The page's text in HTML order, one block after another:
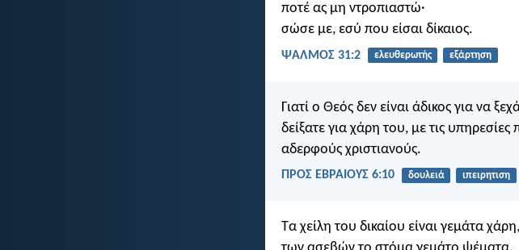
ποτέ ας μη ντροπιαστώ·
σώσε με, εσύ που είσαι δίκαιος.
ΨΑΛΜΌΣ 31:2 ελευθερωτής εξάρτηση
Γιατί ο Θεός δεν είναι άδικος για να
δείξατε για χάρη του, με τις
αδερφούς χριστιανούς.
ΠΡΟΣ ΕΒΡΑΙΟΥΣ 6:10 δουλειά ιπειρητιση
Τα χείλη του δικαίου είναι γεμάτα χάρη,